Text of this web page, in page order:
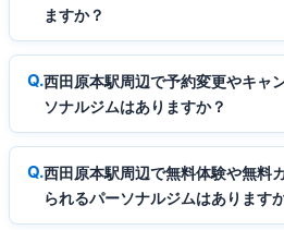
ますか？
西田原本駅周辺で予約変更やキャ
ソナルジムはありますか？
西田原本駅周辺で無料体験や無料
られるパーソナルジムはあります